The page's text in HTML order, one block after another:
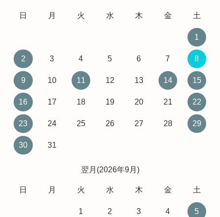
日 月 火 水 木 金 土
1
2 3 4 5 6 7 8
9 10 11 12 13 14 15
16 17 18 19 20 21 22
23 24 25 26 27 28 29
30 31
翌月(2026年9月)
日 月 火 水 木 金 土
1 2 3 4 5